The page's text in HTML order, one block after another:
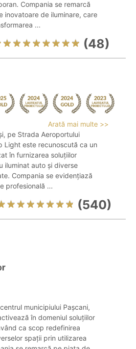
Compania se remarcă
inovatoare de iluminare, care
...
(48)
Arată mai multe >>
pe Strada Aeroportului
Light este recunoscută ca un
în furnizarea soluțiilor
iluminat auto și diverse
Compania se evidențiază
profesională ...
(540)
municipiului Pașcani,
în domeniul soluțiilor
ca scop redefinirea
spații prin utilizarea